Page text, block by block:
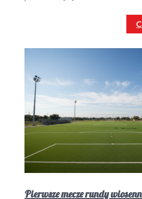
Pierwsze mecze rundy